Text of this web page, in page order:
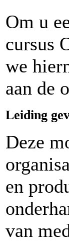
Om u
cursus
we
aan de
Leiding
Deze
en
van